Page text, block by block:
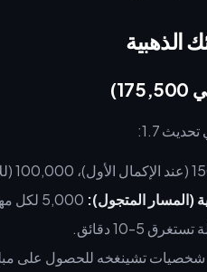
الذهبية
1.7:
(المسار المتجول):
تشينغخه للحصول على مبلغ لمرة